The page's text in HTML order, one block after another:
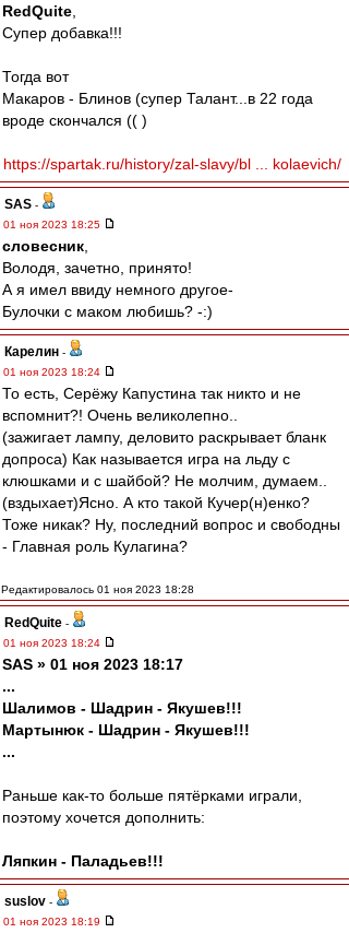
RedQuite
Супер добавка!!!
Тогда вот
Макаров - Блинов (супер Талант...в 22 года
вроде скончался (( )
https://spartak.ru/history/zal-slavy/bl ... kolaevich/
SAS -
01 ноя 2023 18:25
словесник
Володя, зачетно, принято!
А я имел ввиду немного другое-
Булочки с маком любишь? -:)
Карелин -
01 ноя 2023 18:24
То есть, Серёжу Капустина так никто и не
вспомнит?! Очень великолепно..
(зажигает лампу, деловито раскрывает бланк
допроса) Как называется игра на льду с
клюшками и с шайбой? Не молчим, думаем..
(вздыхает)Ясно. А кто такой Кучер(н)енко?
Тоже никак? Ну, последний вопрос и свободны
- Главная роль Кулагина?
Редактировалось 01 ноя 2023 18:28
RedQuite -
01 ноя 2023 18:24
SAS » 01 ноя 2023 18:17
...
Шалимов - Шадрин - Якушев!!!
Мартынюк - Шадрин - Якушев!!!
...
Раньше как-то больше пятёрками играли,
поэтому хочется дополнить:
Ляпкин - Паладьев!!!
suslov -
01 ноя 2023 18:19